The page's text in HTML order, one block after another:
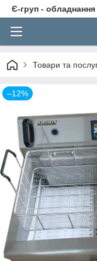
Є-груп - обладнання
Товари та
–12%